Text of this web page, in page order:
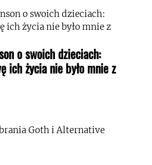
o swoich dzieciach:
ich życia nie było mnie z